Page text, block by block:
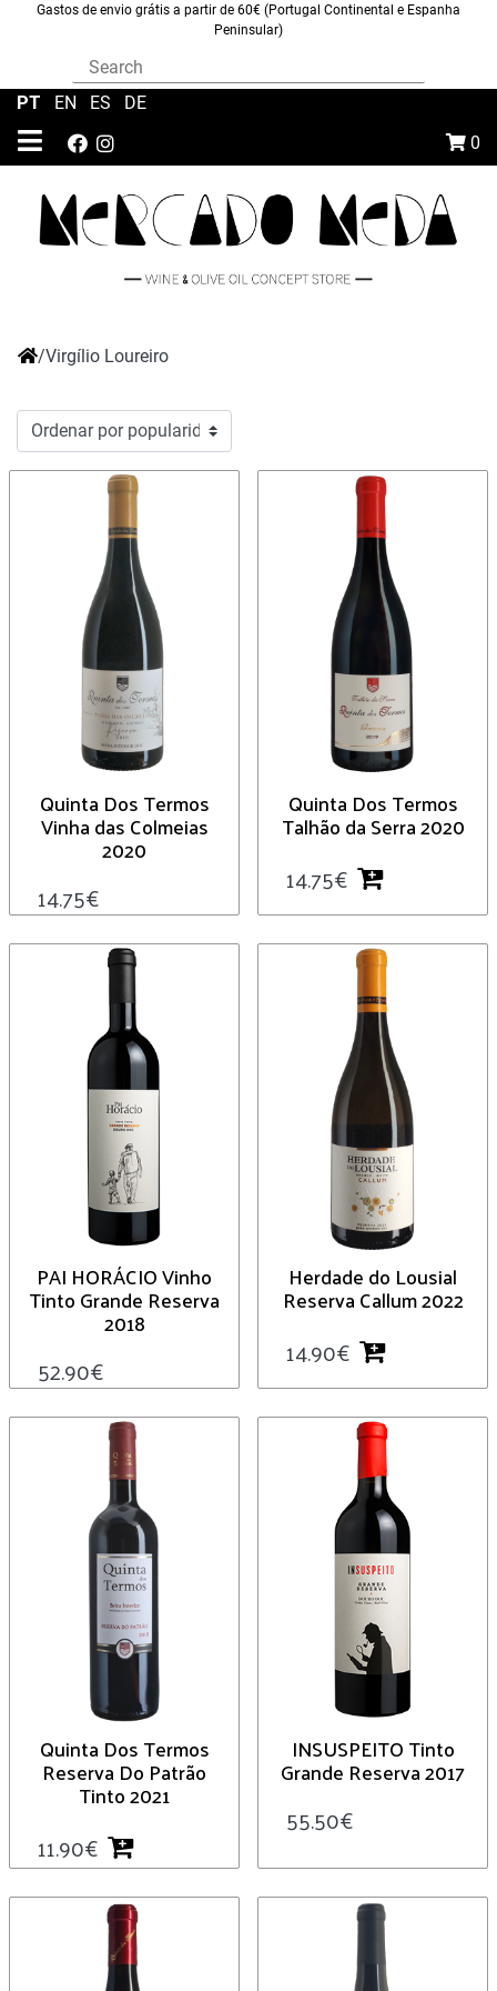
Gastos de envio grátis a partir de 60€ (Portugal Continental e Espanha
Peninsular)
0
PT EN ES DE
/Virgílio Loureiro
Quinta Dos Termos
Vinha das Colmeias
2020
14.75€
Quinta Dos Termos
Talhão da Serra 2020
14.75€
PAI HORÁCIO Vinho
Tinto Grande Reserva
2018
52.90€
Herdade do Lousial
Reserva Callum 2022
14.90€
Quinta Dos Termos
Reserva Do Patrão
Tinto 2021
11.90€
INSUSPEITO Tinto
Grande Reserva 2017
55.50€